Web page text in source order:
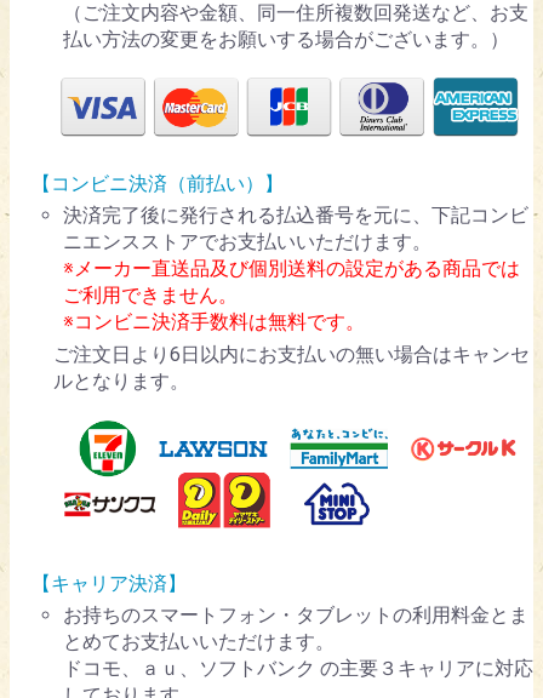
（ご注文内容や金額、同一住所複数回発送など、お支
払い方法の変更をお願いする場合がございます。）
【コンビニ決済（前払い）】
決済完了後に発行される払込番号を元に、下記コンビ
ニエンスストアでお支払いいただけます。
※メーカー直送品及び個別送料の設定がある商品では
ご利用できません。
※コンビニ決済手数料は無料です。
ご注文日より6日以内にお支払いの無い場合はキャンセ
ルとなります。
【キャリア決済】
お持ちのスマートフォン・タブレットの利用料金とま
とめてお支払いいただけます。
ドコモ、ａｕ、ソフトバンク の主要３キャリアに対応